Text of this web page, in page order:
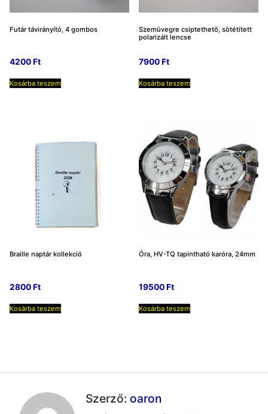
Futár távirányító, 4 gombos
4200Ft
Kosárba teszem
Szemüvegre csiptethető, sötétített
polarizált lencse
7900Ft
Kosárba teszem
Braille naptár kollekció
2800Ft
Kosárba teszem
Óra, HV-TQ tapintható karóra, 24mm
19500Ft
Kosárba teszem
Szerző: oaron